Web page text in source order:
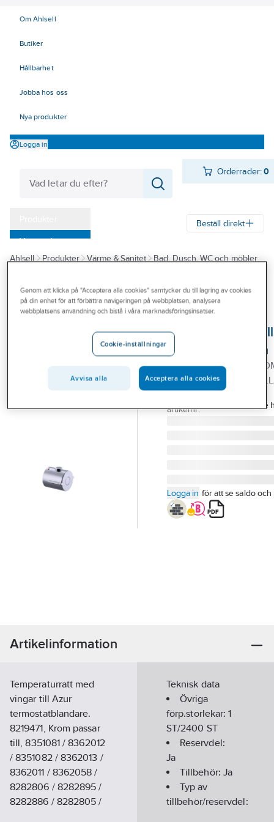
Om Ahlsell
Butiker
Hållbarhet
Jobba hos oss
Nya produkter
Logga in
Orderrader:0
Varumärken
Kampanjer
Branscher
Beställ direkt
Ahlsell Produkter Värme & Sanitet
Bad, Dusch, WC och möbler
Reservdelar blandare
Reservdelar a-collection blandare
Temperaturratt till
Azur, a-collection
TEMPERATURRATT
DEL TERMBL. AZUR
Artikelnummer:
artikelnr:
053 Temperature
Logga in för att se saldo och
Artikelinformation
Temperaturratt med
vingar till Azur
termostatblandare.
8219471, Krom passar
till, 8351081 / 8362012
/ 8351082 / 8362013 /
8362011 / 8362058 /
8282806 / 8282895 /
8282886 / 8282805 /
Teknisk data
Övriga
förp.storlekar:1
ST/2400 ST
Reservdel:
Ja
Tillbehör: Ja
Typ av
tillbehör/reservdel:
Genom att klicka på "Acceptera alla cookies" samtycker du till lagring av cookies
på din enhet för att förbättra navigeringen på webbplatsen, analysera
webbplatsens användning och bistå i våra marknadsföringsinsatser.
Cookie-inställningar
Avvisa alla Acceptera alla cookies